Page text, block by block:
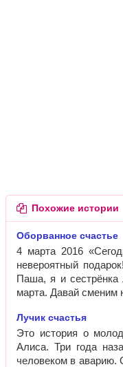
Похожие истории
Оборванное счастье
4 марта 2016
невероятный
Паша, я и
марта. Давай сменим
Лучик счастья
Это история о
Алиса. Три года
человеком в аварию.